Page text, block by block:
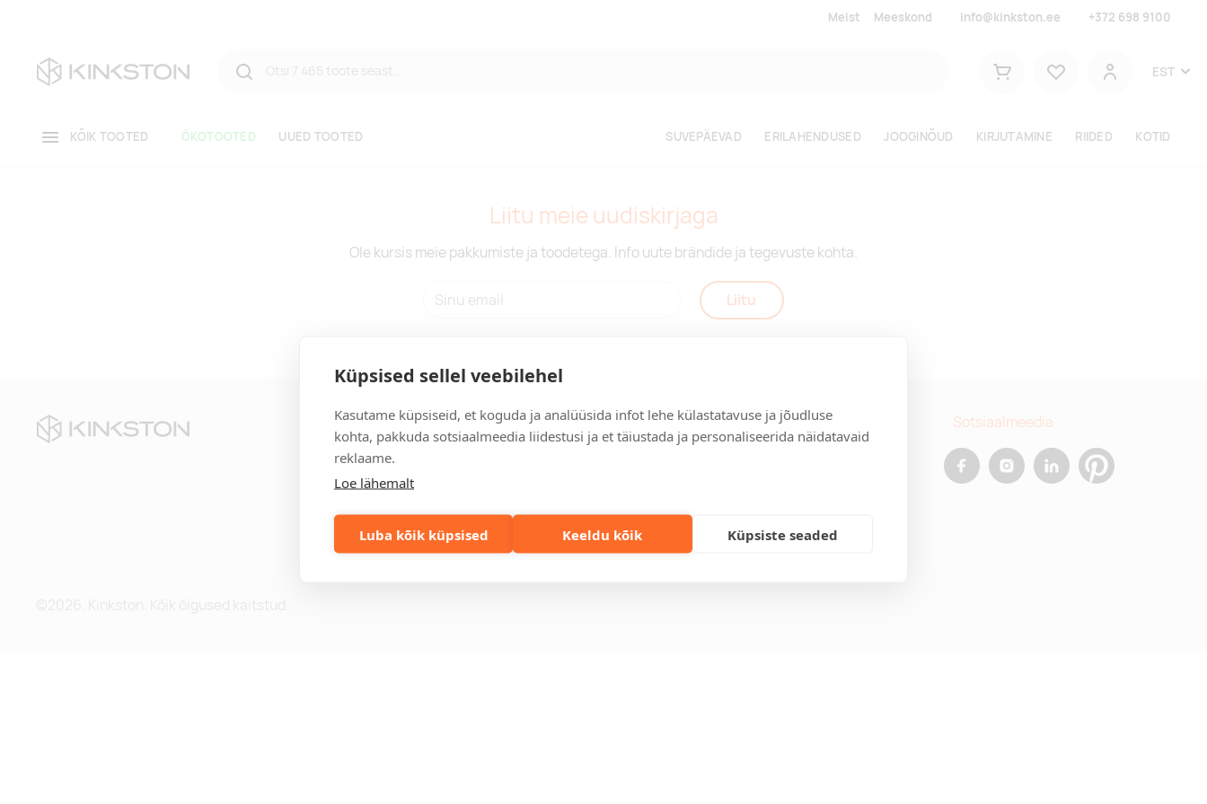
Küpsised sellel veebilehel
Kasutame küpsiseid, et koguda ja analüüsida infot lehe külastatavuse ja jõudluse
kohta, pakkuda sotsiaalmeedia liidestusi ja et täiustada ja personaliseerida näidatavaid
reklaame.
Loe lähemalt
Luba kõik küpsised Keeldu kõik Küpsiste seaded
Meist Meeskond info@kinkston.ee +372 698 9100
Ostukorv
Kasutaja
EST
KÕIK TOOTED ÖKOTOOTED UUED TOOTED SUVEPÄEVAD ERILAHENDUSED JOOGINÕUD KIRJUTAMINE RIIDED KOTID
Liitu meie uudiskirjaga
Ole kursis meie pakkumiste ja toodetega. Info uute brändide ja tegevuste kohta.
Liitu
Kiirelt leitav
Teenused
Erilahendused
Meeskond
Blogi
Ettevõttest
Privaatsuspoliitika
Kontakt
Sotsiaalmeedia